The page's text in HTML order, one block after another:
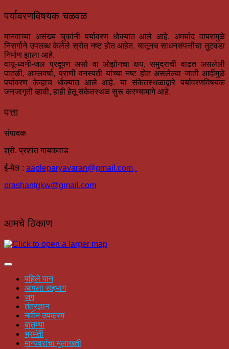
पर्यावरणविषयक चळवळ
मानवाच्या असंख्य चुकांनी पर्यावरण धोक्यात आले आहे. अमर्याद वापरामुळे
निसर्गाने उपलब्ध केलेले स्रोत नष्ट होत आहेत. यातूनच साधनसंपत्तीचा तुटवडा
निर्माण झाला आहे.
वायू-ध्वनी-जल प्रदूषण असो वा ओझोनचा क्षय, समुद्राची वाढत असलेली
पातळी, आम्लवर्षा, प्राणी वनस्पती यांच्या नष्ट होत असलेल्या जाती आदींमुळे
पर्यावरण केव्हाच धोक्यात आले आहे. या संकेतस्थळाद्वारे पर्यावरणविषयक
जनजागृती व्हावी, हाही हेतू संकेतस्थळ सुरू करण्यामागे आहे.
पत्ता
संपादक
श्री. प्रशांत गायकवाड
ई-मेल : aapleparyavaran@gmail.com,
prashantgkw@gmail.com
आमचे ठिकाण
पहिले पान
आपला सहभाग
जग
तंत्रज्ञान
नवीन उपक्रम
बातम्या
भ्रमंती
मान्यवरांचा मुलाखती